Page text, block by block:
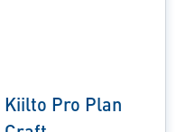
Kiilto Pro Plan